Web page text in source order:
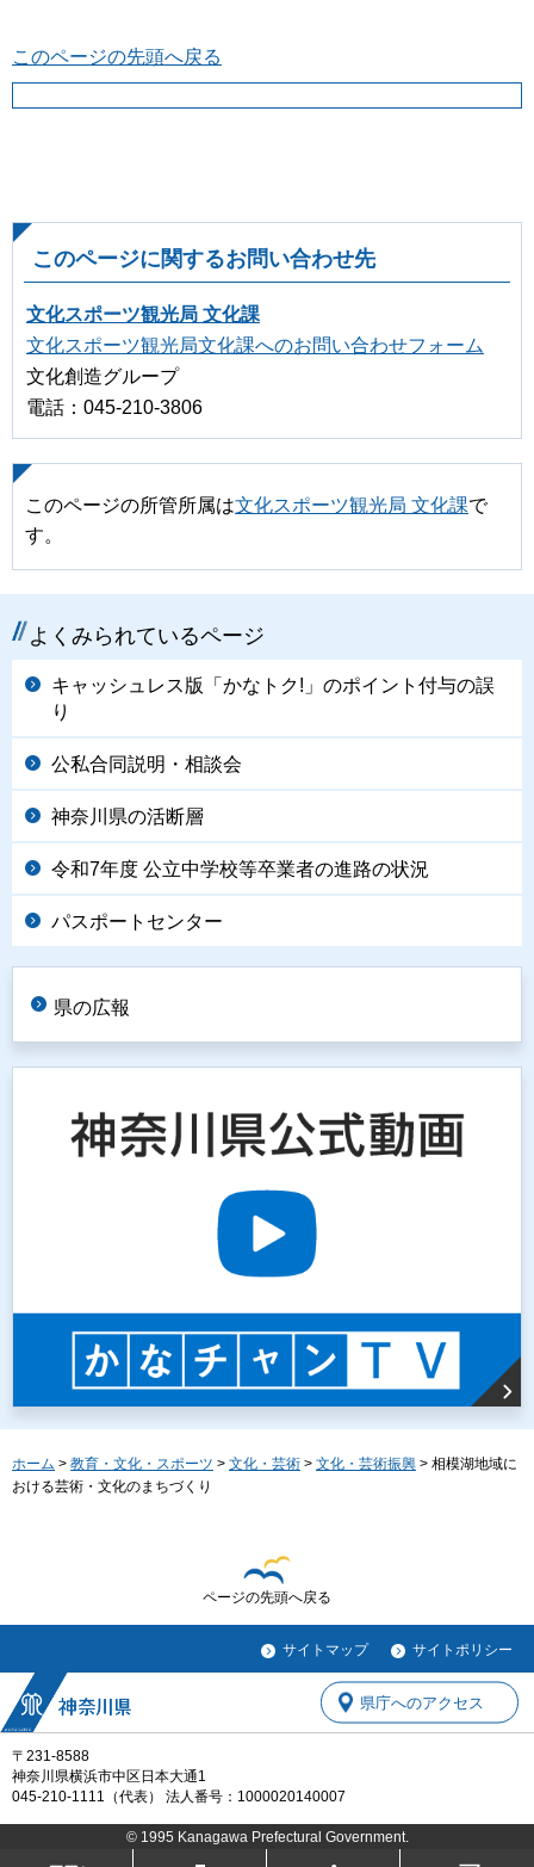
このページの先頭へ戻る
このページに関するお問い合わせ先
文化スポーツ観光局 文化課
文化スポーツ観光局文化課へのお問い合わせフォーム
文化創造グループ
電話：045-210-3806
このページの所管所属は文化スポーツ観光局 文化課で
す。
よくみられているページ
キャッシュレス版「かなトク!」のポイント付与の誤
り
公私合同説明・相談会
神奈川県の活断層
令和7年度 公立中学校等卒業者の進路の状況
パスポートセンター
県の広報
ホーム > 教育・文化・スポーツ > 文化・芸術 > 文化・芸術振興 > 相模湖地域に
おける芸術・文化のまちづくり
ページの先頭へ戻る
サイトマップ サイトポリシー
〒231-8588
神奈川県横浜市中区日本大通1
045-210-1111（代表） 法人番号：1000020140007
県庁へのアクセス
© 1995 Kanagawa Prefectural Government.